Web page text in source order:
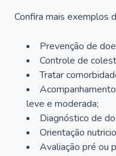
Confira mais exemplos
Prevenção de
Controle de
Tratar
leve e moderada;
Diagnóstico de
Orientação
Avaliação pré ou